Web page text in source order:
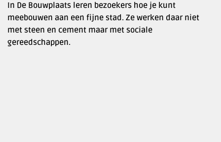
In De Bouwplaats leren bezoekers hoe je kunt
meebouwen aan een fijne stad. Ze werken daar niet
met steen en cement maar met sociale
gereedschappen.